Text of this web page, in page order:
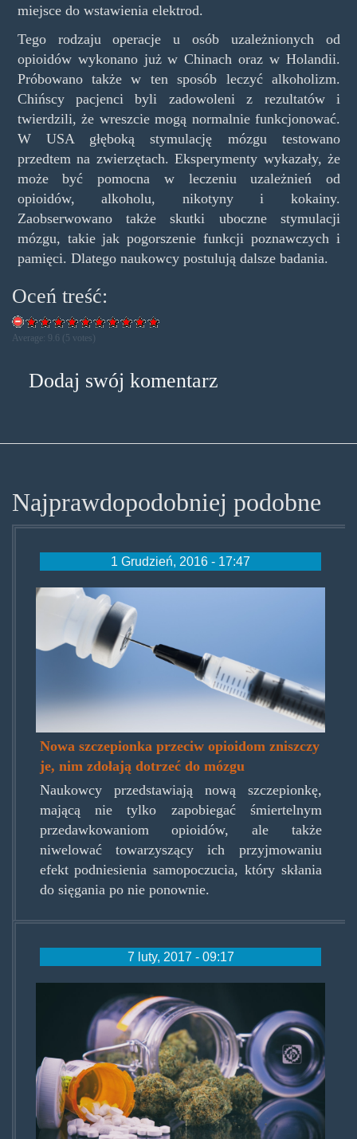
miejsce do wstawienia elektrod.
Tego rodzaju operacje u osób uzależnionych od
opioidów wykonano już w Chinach oraz w Holandii.
Próbowano także w ten sposób leczyć alkoholizm.
Chińscy pacjenci byli zadowoleni z rezultatów i
twierdzili, że wreszcie mogą normalnie funkcjonować.
W USA głęboką stymulację mózgu testowano
przedtem na zwierzętach. Eksperymenty wykazały, że
może być pomocna w leczeniu uzależnień od
opioidów, alkoholu, nikotyny i kokainy.
Zaobserwowano także skutki uboczne stymulacji
mózgu, takie jak pogorszenie funkcji poznawczych i
pamięci. Dlatego naukowcy postulują dalsze badania.
Oceń treść:
Average: 9.6 ( 5 votes)
Dodaj swój komentarz
Najprawdopodobniej podobne
1 Grudzień, 2016 - 17:47
antiopiovaccine.jpg
Nowa szczepionka przeciw opioidom zniszczy
je, nim zdołają dotrzeć do mózgu
Naukowcy przedstawiają nową szczepionkę,
mającą nie tylko zapobiegać śmiertelnym
przedawkowaniom opioidów, ale także
niwelować towarzyszący ich przyjmowaniu
efekt podniesienia samopoczucia, który skłania
do sięgania po nie ponownie.
7 luty, 2017 - 09:17
medical-
marijuana-
opioid-
addiction.jpg